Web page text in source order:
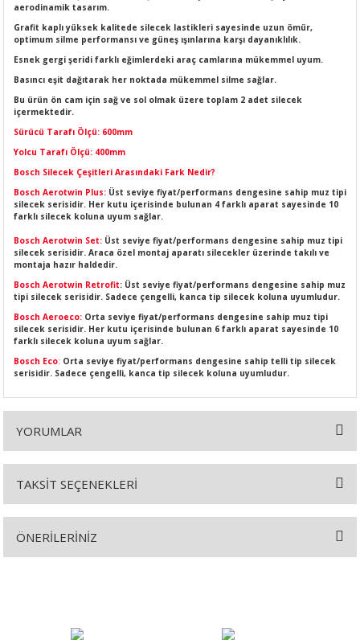
ÜRÜNLERİ
aerodinamik tasarım.
Grafit kaplı yüksek kalitede silecek lastikleri sayesinde uzun ömür,
optimum silme performansı ve güneş ışınlarına karşı dayanıklılık.
Esnek gergi şeridi farklı eğimlerdeki araç camlarına mükemmel uyum.
Basıncı eşit dağıtarak her noktada mükemmel silme sağlar.
Bu ürün ön cam için sağ ve sol olmak üzere toplam 2 adet silecek
içermektedir.
Sürücü Tarafı Ölçü: 600mm
Yolcu Tarafı Ölçü: 400mm
Bosch Silecek Çeşitleri Arasındaki Fark Nedir?
Bosch Aerotwin Plus: Üst seviye fiyat/performans dengesine sahip muz tipi
silecek serisidir. Her kutu içerisinde bulunan 4 farklı aparat sayesinde 10
farklı silecek koluna uyum sağlar.
Bosch Aerotwin Set: Üst seviye fiyat/performans dengesine sahip muz tipi
silecek serisidir. Araca özel montaj aparatı silecekler üzerinde takılı ve
montaja hazır haldedir.
Bosch Aerotwin Retrofit: Üst seviye fiyat/performans dengesine sahip muz
tipi silecek serisidir. Sadece çengelli, kanca tip silecek koluna uyumludur.
Bosch Aeroeco: Orta seviye fiyat/performans dengesine sahip muz tipi
silecek serisidir. Her kutu içerisinde bulunan 6 farklı aparat sayesinde 10
farklı silecek koluna uyum sağlar.
Bosch Eco: Orta seviye fiyat/performans dengesine sahip telli tip silecek
serisidir. Sadece çengelli, kanca tip silecek koluna uyumludur.
YORUMLAR
TAKSİT SEÇENEKLERİ
ÖNERİLERİNİZ